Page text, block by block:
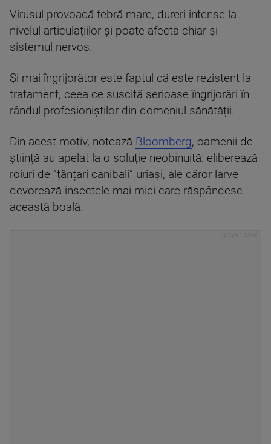
Virusul provoacă febră mare, dureri intense la
nivelul articulațiilor și poate afecta chiar și
sistemul nervos.
Și mai îngrijorător este faptul că este rezistent la
tratament, ceea ce suscită serioase îngrijorări în
rândul profesioniștilor din domeniul sănătății.
Din acest motiv, notează Bloomberg, oamenii de
știință au apelat la o soluție neobinuită: eliberează
roiuri de ”țânțari canibali” uriași, ale căror larve
devorează insectele mai mici care răspândesc
această boală.